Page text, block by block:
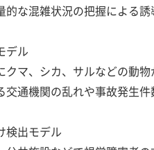
的な混雑状況の把握による誘
デル
クマ、シカ、サルなどの動
通機関の乱れや事故発生件
検出モデル